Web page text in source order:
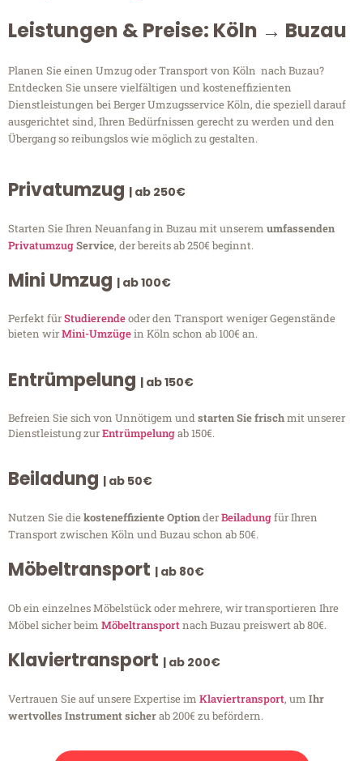
Leistungen & Preise: Köln → Buzau
Planen Sie einen Umzug oder Transport von Köln nach Buzau?
Entdecken Sie unsere vielfältigen und kosteneffizienten
Dienstleistungen bei Berger Umzugsservice Köln, die speziell darauf
ausgerichtet sind, Ihren Bedürfnissen gerecht zu werden und den
Übergang so reibungslos wie möglich zu gestalten.
Privatumzug | ab 250€
Starten Sie Ihren Neuanfang in Buzau mit unserem umfassenden
PrivatumzugService, der bereits ab 250€ beginnt.
Mini Umzug | ab 100€
Perfekt fürStudierendeoder den Transport weniger Gegenstände
bieten wirMini-Umzügein Köln schon ab 100€ an.
Entrümpelung | ab 150€
Befreien Sie sich von Unnötigem undstarten Sie frischmit unserer
Dienstleistung zurEntrümpelungab 150€.
Beiladung | ab 50€
Nutzen Sie diekosteneffiziente OptionderBeiladungfür Ihren
Transport zwischen Köln und Buzau schon ab 50€.
Möbeltransport | ab 80€
Ob ein einzelnes Möbelstück oder mehrere, wir transportieren Ihre
Möbel sicher beim Möbeltransportnach Buzau preiswert ab 80€.
Klaviertransport | ab 200€
Vertrauen Sie auf unsere Expertise im Klaviertransport, um Ihr
wertvolles Instrument sicherab 200€ zu befördern.